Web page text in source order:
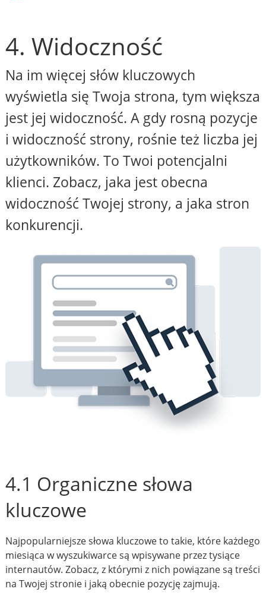
4. Widoczność
Na im więcej słów kluczowych
wyświetla się Twoja strona, tym większa
jest jej widoczność. A gdy rosną pozycje
i widoczność strony, rośnie też liczba jej
użytkowników. To Twoi potencjalni
klienci. Zobacz, jaka jest obecna
widoczność Twojej strony, a jaka stron
konkurencji.
4.1 Organiczne słowa
kluczowe
Najpopularniejsze słowa kluczowe to takie, które każdego
miesiąca w wyszukiwarce są wpisywane przez tysiące
internautów. Zobacz, z którymi z nich powiązane są treści
na Twojej stronie i jaką obecnie pozycję zajmują.